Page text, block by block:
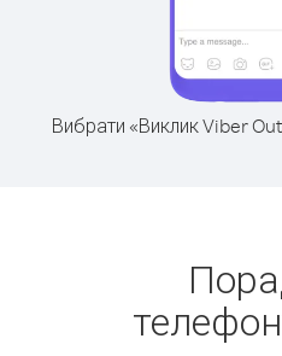
Вибрати «Виклик Viber